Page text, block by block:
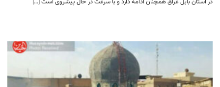
در استان بابل عراق همچنان ادامه دارد و با سرعت در حال پیشروی است […]